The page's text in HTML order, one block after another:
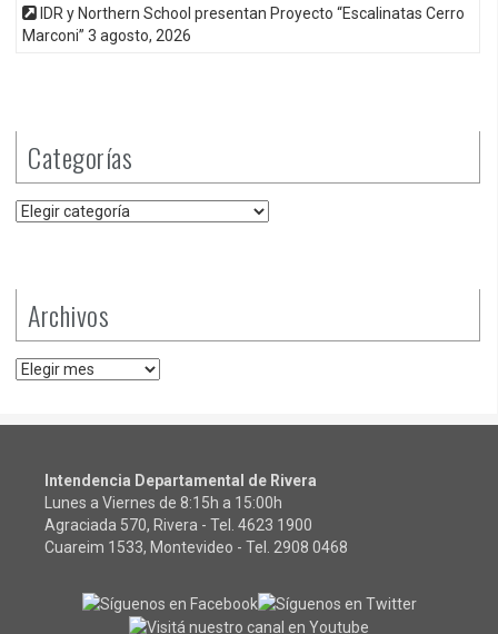
IDR y Northern School presentan Proyecto “Escalinatas Cerro
Marconi” 3 agosto, 2026
Categorías
Categorías
Archivos
Archivos
Intendencia Departamental de Rivera
Lunes a Viernes de 8:15h a 15:00h
Agraciada 570, Rivera - Tel. 4623 1900
Cuareim 1533, Montevideo - Tel. 2908 0468